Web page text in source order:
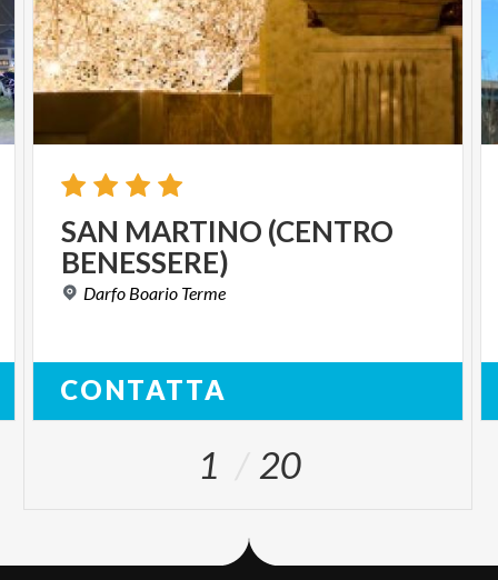
SAN MARTINO (CENTRO
BENESSERE)
Darfo Boario Terme
CONTATTA
1 20